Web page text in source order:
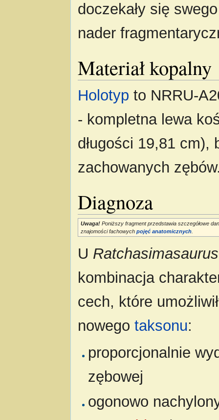
doczekały się
nader
Materiał kopalny
Holotyp to NRRU-
- kompletna lewa
długości 19,81 cm),
zachowanych
Diagnoza
Uwaga!Poniższy fragment przedstawia szczegółowe
znajomości fachowych pojęć anatomicznych.
U Ratchasimasaurus
kombinacja
cech, które
nowegotaksonu:
proporcjonalnie
zębowej
ogonowo